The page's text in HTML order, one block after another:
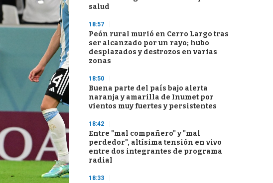
salud
18:57
Peón rural murió en Cerro Largo tras
ser alcanzado por un rayo; hubo
desplazados y destrozos en varias
zonas
18:50
Buena parte del país bajo alerta
naranja y amarilla de Inumet por
vientos muy fuertes y persistentes
18:42
Entre "mal compañero" y "mal
perdedor", altísima tensión en vivo
entre dos integrantes de programa
radial
18:33